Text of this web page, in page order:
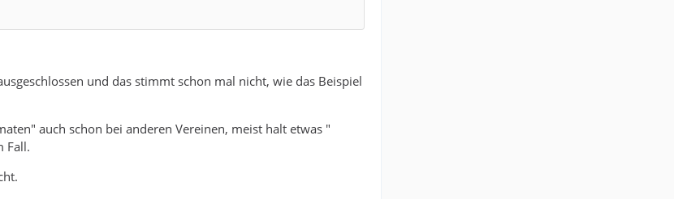
und das stimmt schon mal nicht, wie das Beispiel
auch schon bei anderen Vereinen, meist halt etwas "
Fall.